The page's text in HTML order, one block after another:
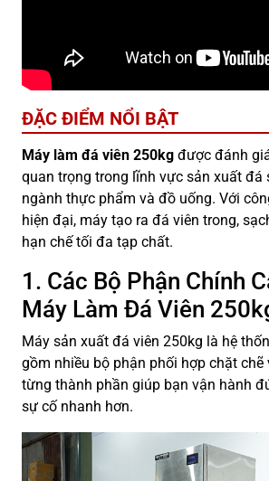
ĐẶC ĐIỂM NỔI BẬT
Máy làm đá viên 250kg được đánh
quan trọng trong lĩnh vực sản xuất đá
ngành thực phẩm và đồ uống. Với
hiện đại, máy tạo ra đá viên trong,
hạn chế tối đa tạp chất.
1. Các Bộ Phận Chính
Máy Làm Đá Viên
Máy sản xuất đá viên 250kg là hệ
gồm nhiều bộ phận phối hợp chặt chẽ
từng thành phần giúp bạn vận hành
sự cố nhanh hơn.